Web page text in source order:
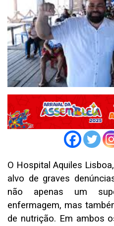
O Hospital Aquiles
alvo de graves
não apenas um
enfermagem, mas
de nutrição. Em ambos